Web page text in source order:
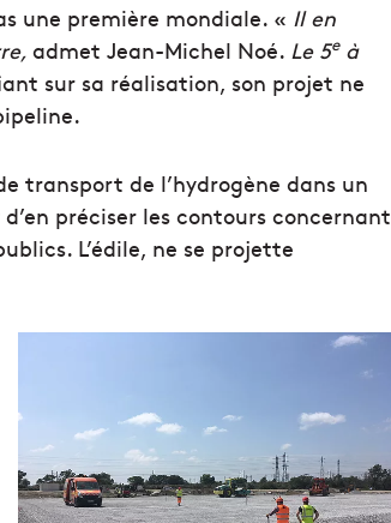
une première mondiale. « Il en
admet Jean-Michel Noé. Le 5eà
sur sa réalisation, son projet ne
transport de l’hydrogène dans un
préciser les contours concernant
L’édile, ne se projette